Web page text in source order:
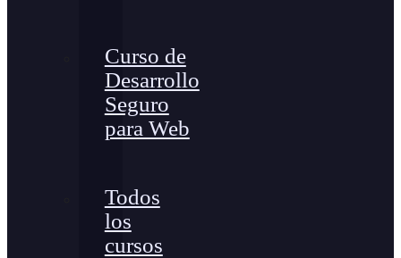
Curso de
Desarrollo
Seguro
para Web
Todos
los
cursos